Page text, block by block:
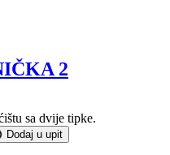
2
sa dvije tipke.
Dodaj u upit